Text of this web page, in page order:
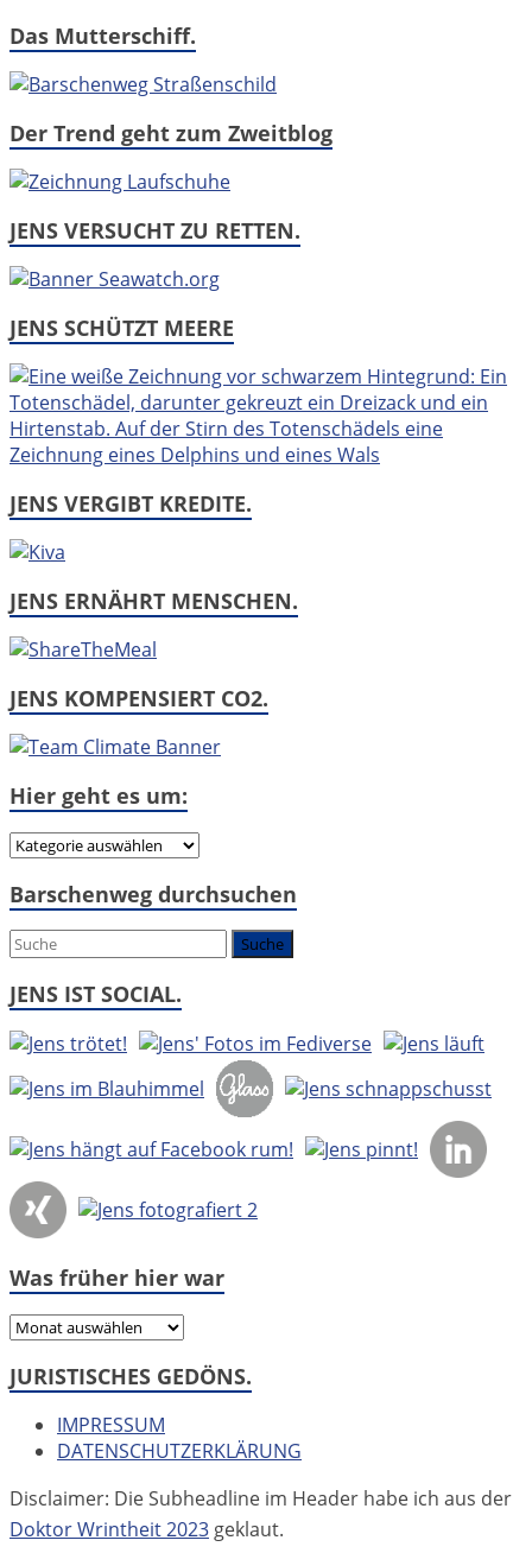
Das Mutterschiff.
Der Trend geht zum Zweitblog
JENS VERSUCHT ZU RETTEN.
JENS SCHÜTZT MEERE
JENS VERGIBT KREDITE.
JENS ERNÄHRT MENSCHEN.
JENS KOMPENSIERT CO2.
Hier geht es um:
Hier
es
Barschenweg durchsuchen
JENS IST SOCIAL.
Was früher hier war
Was
hier
JURISTISCHES GEDÖNS.
IMPRESSUM
DATENSCHUTZERKLÄRUNG
Disclaimer: Die Subheadline im Header habe ich aus der
Doktor Wrintheit 2023 geklaut.